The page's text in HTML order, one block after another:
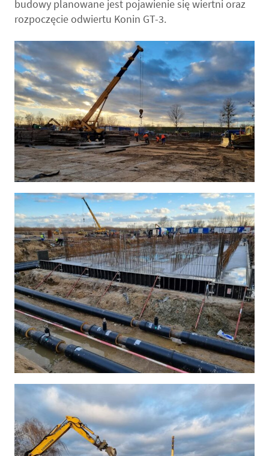
budowy planowane jest pojawienie się wiertni oraz
rozpoczęcie odwiertu Konin GT-3.